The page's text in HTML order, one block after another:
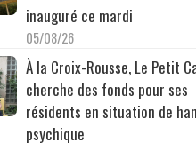
inauguré ce mardi
05/08/26
À la Croix-Rousse, Le Petit
cherche des fonds pour ses
résidents en situation de
psychique